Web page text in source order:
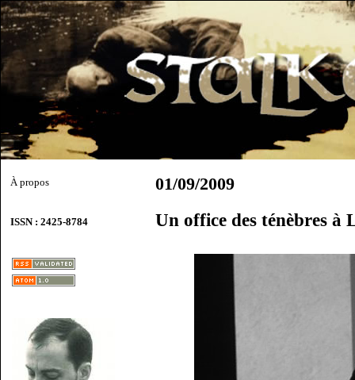
À propos
ISSN : 2425-8784
01/09/2009
Un office des ténèbres à